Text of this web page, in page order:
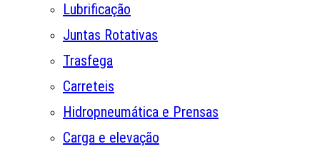
Lubrificação
Juntas Rotativas
Trasfega
Carreteis
Hidropneumática e Prensas
Carga e elevação